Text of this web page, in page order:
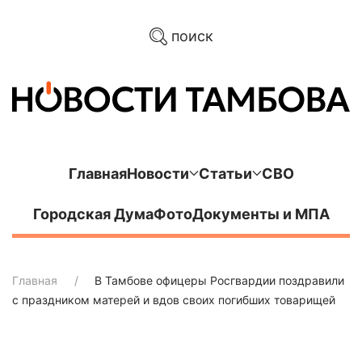
поиск
ГлавнаяНовости Статьи СВО
Городская ДумаФотоДокументы и МПА
Главная
В Тамбове офицеры Росгвардии поздравили
с праздником матерей и вдов своих погибших товарищей